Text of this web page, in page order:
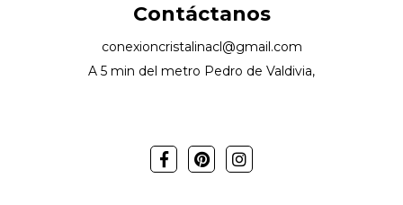
Contáctanos
conexioncristalinacl@gmail.com
A 5 min del metro Pedro de Valdivia,